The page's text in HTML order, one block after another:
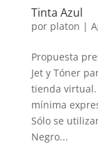
Tinta Azul
por platon |
Propuesta
Jet y Tóner
tienda virtual.
mínima
Sólo se
Negro...